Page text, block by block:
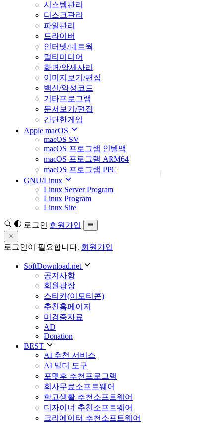
시스템관리
디스크관리
파일관리
드라이버
인터넷/네트웍
멀티미디어
화면/악세사리
이미지보기/편집
백신/악성코드
기타프로그램
문서보기/편집
간단한게임
Apple macOS
macOS SV
macOS 프로그램 인텔맥
macOS 프로그램 ARM64
macOS 프로그램 PPC
GNU/Linux
Linux Server Program
Linux Program
Linux Site
로그인 회원가입
로그인이 필요합니다. 회원가입
SoftDownload.net
공지사항
회원광장
스티커(이모티콘)
추천홈페이지
미검증자료
AD
Donation
BEST
AI 추천 서비스
AI 빌더 도구
포맷후 추천프로그램
회사무료소프트웨어
학교생활 추천소프트웨어
디자이너 추천소프트웨어
크리에이터 추천소프트웨어